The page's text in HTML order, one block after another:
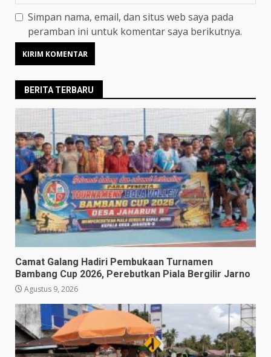
Simpan nama, email, dan situs web saya pada
peramban ini untuk komentar saya berikutnya.
BERITA TERBARU
Camat Galang Hadiri Pembukaan Turnamen
Bambang Cup 2026, Perebutkan Piala Bergilir Jarno
Agustus 9, 2026